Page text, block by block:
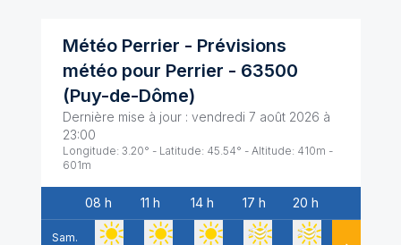
Météo Perrier - Prévisions
météo pour Perrier - 63500
(Puy-de-Dôme)
Dernière mise à jour : vendredi 7 août 2026 à
23:00
Longitude: 3.20° - Latitude: 45.54° - Altitude: 410m -
601m
Date
08 h 11 h 14 h 17 h 20 h
Sam.